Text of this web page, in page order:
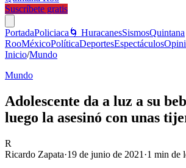
Suscríbete gratis
PortadaPoliciaca 🌀 HuracanesSismosQuintana
RooMéxicoPolíticaDeportesEspectáculos
Inicio/Mundo
Mundo
Adolescente da a luz a su
luego la asesinó con unas
R
Ricardo Zapata·19 de junio de 2021 ·1 min de